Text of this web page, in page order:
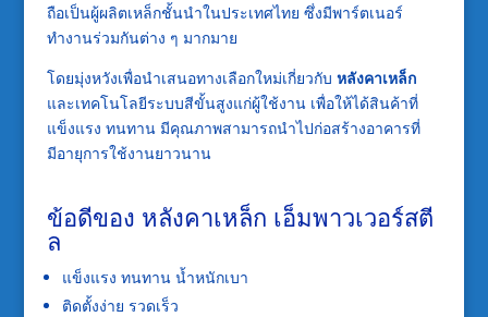
ถือเป็นผู้ผลิตเหล็กชั้นนำในประเทศไทย ซึ่งมีพาร์ตเนอร์
ทำงานร่วมกันต่าง ๆ มากมาย
โดยมุ่งหวังเพื่อนําเสนอทางเลือกใหม่เกี่ยวกับ หลังคาเหล็ก
และเทคโนโลยีระบบสีขั้นสูงแก่ผู้ใช้งาน เพื่อให้ได้สินค้าที่
แข็งแรง ทนทาน มีคุณภาพสามารถนำไปก่อสร้างอาคารที่
มีอายุการใช้งานยาวนาน
ข้อดีของ หลังคาเหล็ก เอ็มพาวเวอร์สตี
ล
แข็งแรง ทนทาน น้ำหนักเบา
ติดตั้งง่าย รวดเร็ว